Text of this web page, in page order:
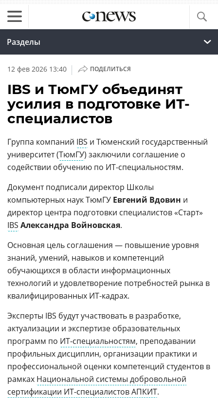
Разделы
12 фев 2026 13:40 | ПОДЕЛИТЬСЯ
IBS и ТюмГУ объединят
усилия в подготовке ИТ-
специалистов
Группа компаний IBS и Тюменский государственный
университет (ТюмГУ) заключили соглашение о
содействии обучению по ИТ-специальностям.
Документ подписали директор Школы
компьютерных наук ТюмГУ Евгений Вдовин и
директор центра подготовки специалистов «Старт»
IBS Александра Войновская.
Основная цель соглашения — повышение уровня
знаний, умений, навыков и компетенций
обучающихся в области информационных
технологий и удовлетворение потребностей рынка в
квалифицированных ИТ-кадрах.
Эксперты IBS будут участвовать в разработке,
актуализации и экспертизе образовательных
программ по ИТ-специальностям, преподавании
профильных дисциплин, организации практики и
профессиональной оценки компетенций студентов в
рамках Национальной системы добровольной
сертификации ИТ-специалистов АПКИТ.